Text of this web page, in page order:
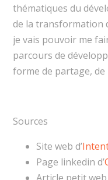
thématiques du
de la transformation
je vais pouvoir me
parcours de
forme de partage,
Sources
Site web d’
Page linkedin d’